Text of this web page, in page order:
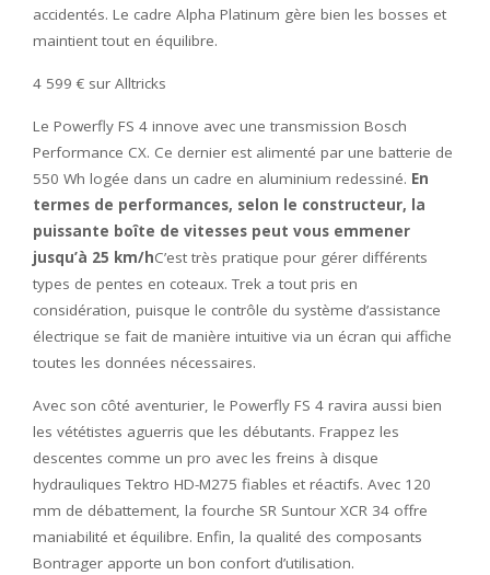
accidentés. Le cadre Alpha Platinum gère bien les bosses et
maintient tout en équilibre.
4 599 € sur Alltricks
Le Powerfly FS 4 innove avec une transmission Bosch
Performance CX. Ce dernier est alimenté par une batterie de
550 Wh logée dans un cadre en aluminium redessiné. En
termes de performances, selon le constructeur, la
puissante boîte de vitesses peut vous emmener
jusqu’à 25 km/hC’est très pratique pour gérer différents
types de pentes en coteaux. Trek a tout pris en
considération, puisque le contrôle du système d’assistance
électrique se fait de manière intuitive via un écran qui affiche
toutes les données nécessaires.
Avec son côté aventurier, le Powerfly FS 4 ravira aussi bien
les vététistes aguerris que les débutants. Frappez les
descentes comme un pro avec les freins à disque
hydrauliques Tektro HD-M275 fiables et réactifs. Avec 120
mm de débattement, la fourche SR Suntour XCR 34 offre
maniabilité et équilibre. Enfin, la qualité des composants
Bontrager apporte un bon confort d’utilisation.